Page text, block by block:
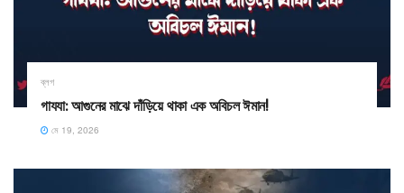
ব্লগ
গাযযা: আগুনের মাঝে দাঁড়িয়ে থাকা এক অবিচল ঈমান!
মে 19, 2026